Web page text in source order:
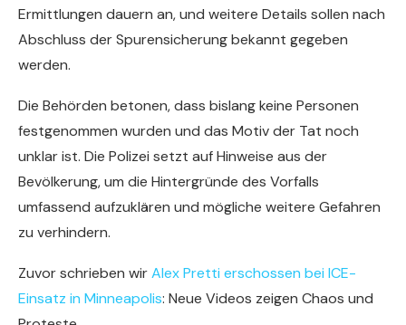
Ermittlungen dauern an, und weitere Details sollen nach
Abschluss der Spurensicherung bekannt gegeben
werden.
Die Behörden betonen, dass bislang keine Personen
festgenommen wurden und das Motiv der Tat noch
unklar ist. Die Polizei setzt auf Hinweise aus der
Bevölkerung, um die Hintergründe des Vorfalls
umfassend aufzuklären und mögliche weitere Gefahren
zu verhindern.
Zuvor schrieben wirAlex Pretti erschossen bei ICE-
Einsatz in Minneapolis: Neue Videos zeigen Chaos und